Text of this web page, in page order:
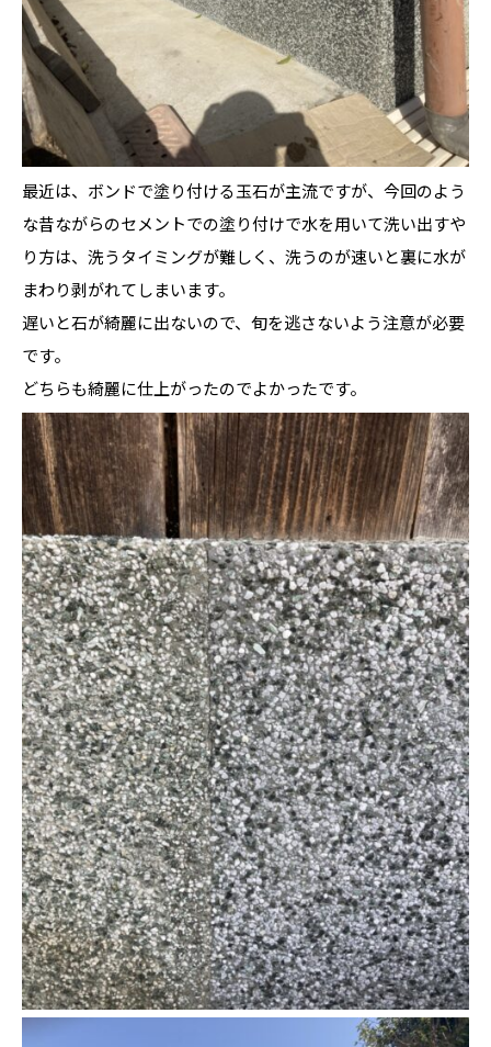
最近は、ボンドで塗り付ける玉石が主流ですが、今回のよう
な昔ながらのセメントでの塗り付けで水を用いて洗い出すや
り方は、洗うタイミングが難しく、洗うのが速いと裏に水が
まわり剥がれてしまいます。
遅いと石が綺麗に出ないので、旬を逃さないよう注意が必要
です。
どちらも綺麗に仕上がったのでよかったです。